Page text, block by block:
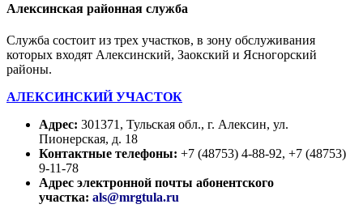
Алексинская районная служба
Служба состоит из трех участков, в зону обслуживания
которых входят Алексинский, Заокский и Ясногорский
районы.
АЛЕКСИНСКИЙ УЧАСТОК
Адрес: 301371, Тульская обл., г. Алексин, ул.
Пионерская, д. 18
Контактные телефоны: +7 (48753) 4-88-92, +7 (48753)
9-11-78
Адрес электронной почты абонентского
участка: als@mrgtula.ru